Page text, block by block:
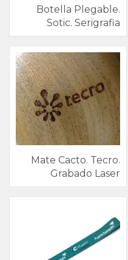
Tiempo
y
Hogar
Premium
Artículos
full
color
Botella Plegable.
Sotic. Serigrafia
Mate Cacto. Tecro.
Grabado Laser